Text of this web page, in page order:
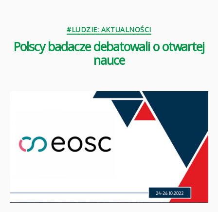
Kategorie
#LUDZIE: AKTUALNOŚCI
Polscy badacze debatowali o otwartej
nauce